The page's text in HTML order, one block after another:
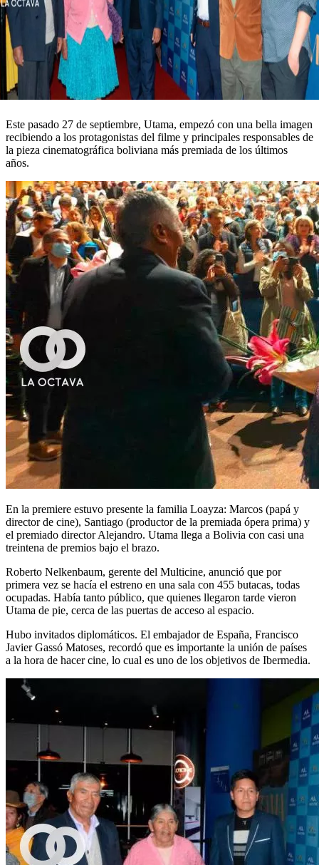
Este pasado 27 de septiembre, Utama, empezó con una bella imagen
recibiendo a los protagonistas del filme y principales responsables de
la pieza cinematográfica boliviana más premiada de los últimos
años.
En la premiere estuvo presente la familia Loayza: Marcos (papá y
director de cine), Santiago (productor de la premiada ópera prima) y
el premiado director Alejandro. Utama llega a Bolivia con casi una
treintena de premios bajo el brazo.
Roberto Nelkenbaum, gerente del Multicine, anunció que por
primera vez se hacía el estreno en una sala con 455 butacas, todas
ocupadas. Había tanto público, que quienes llegaron tarde vieron
Utama de pie, cerca de las puertas de acceso al espacio.
Hubo invitados diplomáticos. El embajador de España, Francisco
Javier Gassó Matoses, recordó que es importante la unión de países
a la hora de hacer cine, lo cual es uno de los objetivos de Ibermedia.